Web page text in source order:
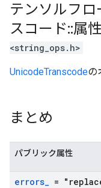
テンソルフロ
スコード::属性
<string_ops.h>
UnicodeTranscodeの
まとめ
パブリック属性
errors_ =